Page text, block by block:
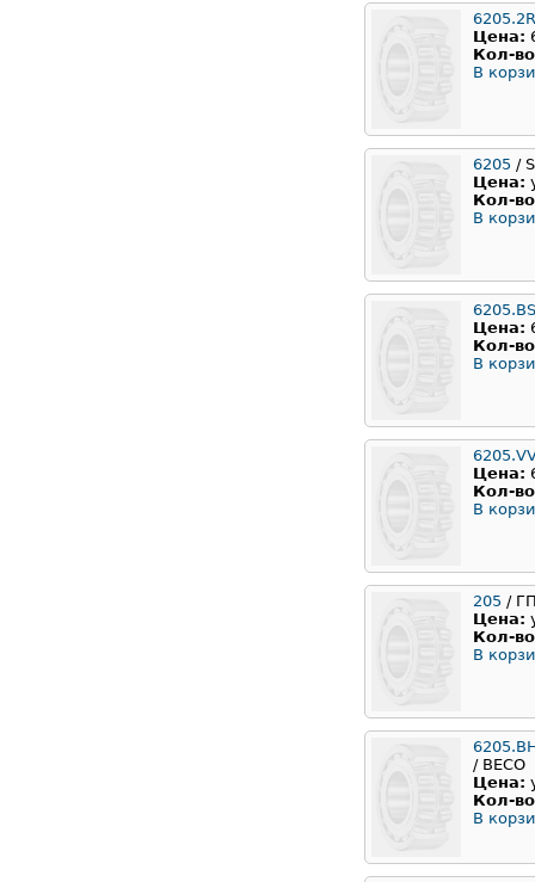
Цена:
Кол-
В
6205 /
Цена:
Кол-
В
Цена:
Кол-
В
Цена:
Кол-
В
205 /
Цена:
Кол-
В
/ BECO
Цена:
Кол-
В